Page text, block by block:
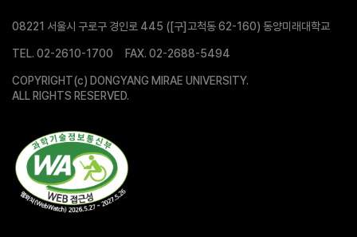
08221 서울시 구로구 경인로 445 ([구]고척동 62-160) 동양미래대학교
TEL. 02-2610-1700 FAX. 02-2688-5494
COPYRIGHT(c) DONGYANG MIRAE UNIVERSITY.
ALL RIGHTS RESERVED.